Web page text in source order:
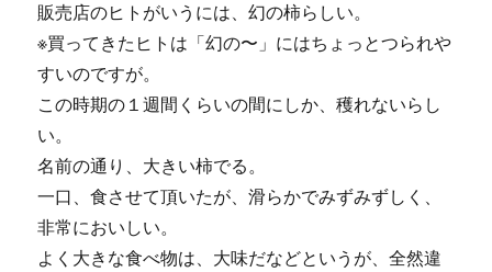
販売店のヒトがいうには、幻の柿らしい。
※買ってきたヒトは「幻の〜」にはちょっとつられや
すいのですが。
この時期の１週間くらいの間にしか、穫れないらし
い。
名前の通り、大きい柿でる。
一口、食させて頂いたが、滑らかでみずみずしく、
非常においしい。
よく大きな食べ物は、大味だなどというが、全然違